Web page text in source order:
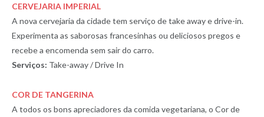
CERVEJARIA IMPERIAL
A nova cervejaria da cidade tem serviço de take away e drive-in.
Experimenta as saborosas francesinhas ou deliciosos pregos e
recebe a encomenda sem sair do carro.
Serviços: Take-away / Drive In
COR DE TANGERINA
A todos os bons apreciadores da comida vegetariana, o Cor de